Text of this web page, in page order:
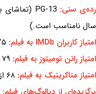
رده‌ی سنی:
سال نامناسب است.)
امتیاز کاربران IMDb به فیلم:
۷/
امتیاز راتن تومیتوز به فیلم: ۷۹ از ۱۰۰
امتیاز متاکریتیک به فیلم: ۶۸ از ۱۰۰